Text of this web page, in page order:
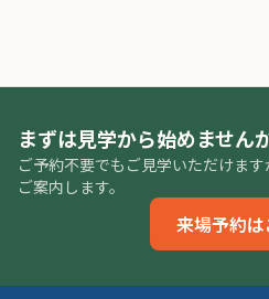
まずは見学から始めません
ご予約不要でもご見学いただけま
ご案内します。
来場予約は